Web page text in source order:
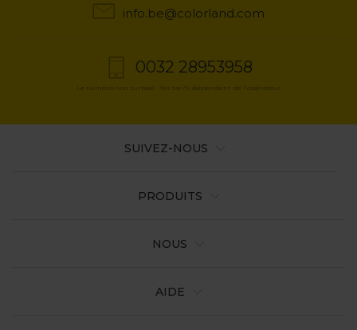
info.be@colorland.com
0032 28953958
Le numéro non surtaxé - les tarifs dépendent de l’opérateur
PRODUITS
NOUS
AIDE
SUIVEZ-NOUS